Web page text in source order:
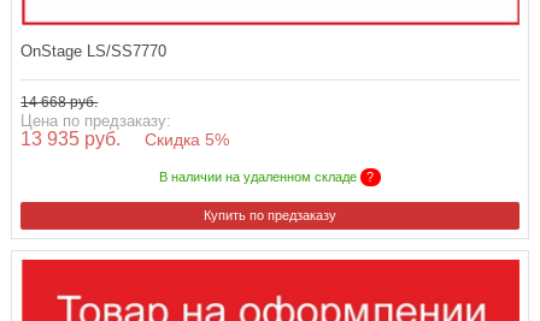
OnStage LS/SS7770
14 668 руб.
Цена по предзаказу:
13 935 руб. Скидка 5%
В наличии на удаленном складе ?
Купить по предзаказу